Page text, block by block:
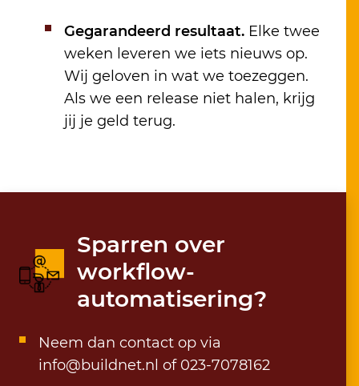
Gegarandeerd resultaat. Elke twee
weken leveren we iets nieuws op.
Wij geloven in wat we toezeggen.
Als we een release niet halen, krijg
jij je geld terug.
Sparren over
workflow-
automatisering?
Neem dan contact op via
info@buildnet.nl of 023-7078162